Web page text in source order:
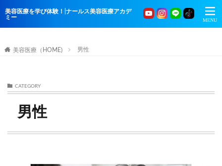
美容医療を学び体験！|ナールス美容医療アカデ
ミー
美容医療（HOME) 男性
CATEGORY
男性